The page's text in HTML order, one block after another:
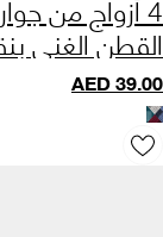
القطن الغني
- 7 كبير)
AED39.00